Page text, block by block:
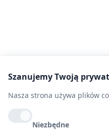
Szanujemy Twoją
Nasza strona używa plików
Niezbędne